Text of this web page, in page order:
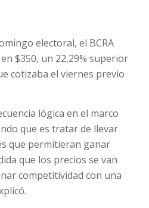
electoral, el BCRA
$350, un 22,29% superior
cotizaba el viernes previo
lógica en el marco
que es tratar de llevar
que permitieran ganar
que los precios se van
competitividad con una